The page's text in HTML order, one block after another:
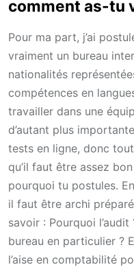
comment as-tu
Pour ma part, j’ai
vraiment un bureau
nationalités
compétences en
travailler dans une
d’autant plus
tests en ligne, donc
qu’il faut être assez
pourquoi tu postules.
il faut être archi
savoir : Pourquoi
bureau en particulier ?
l’aise en comptabilité